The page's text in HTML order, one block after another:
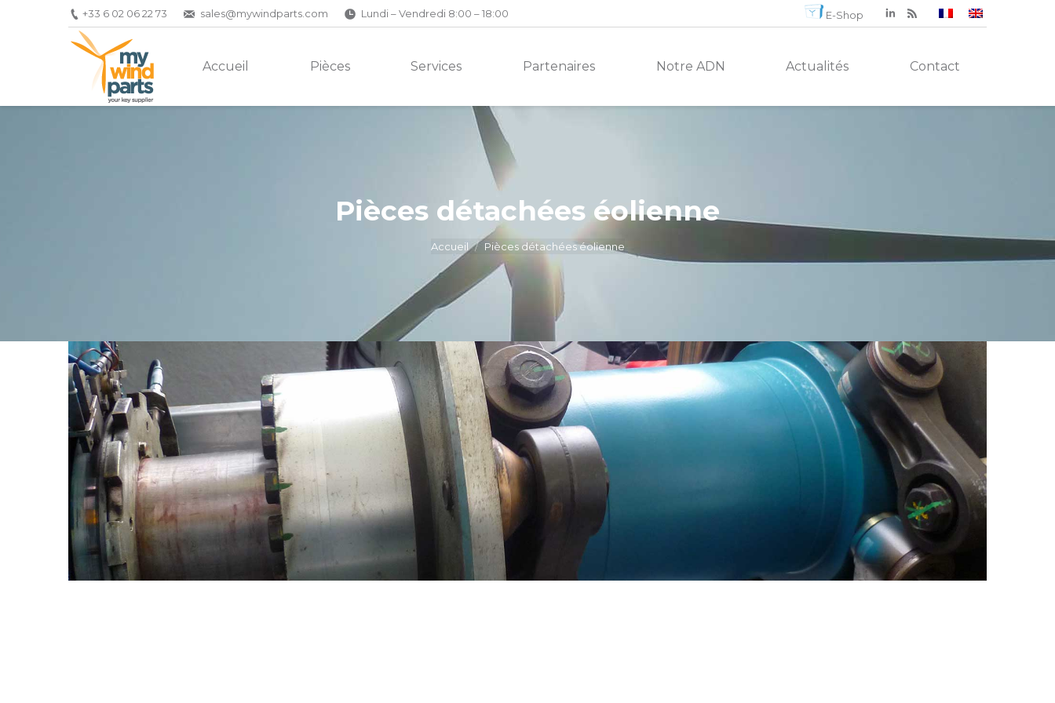
+33 6 02 06 22 73 sales@mywindparts.com Lundi – Vendredi 8:00 – 18:00 E-Shop
Accueil Pièces Services Partenaires Notre ADN Actualités Contact
Pièces détachées éolienne
Accueil Pièces détachées éolienne